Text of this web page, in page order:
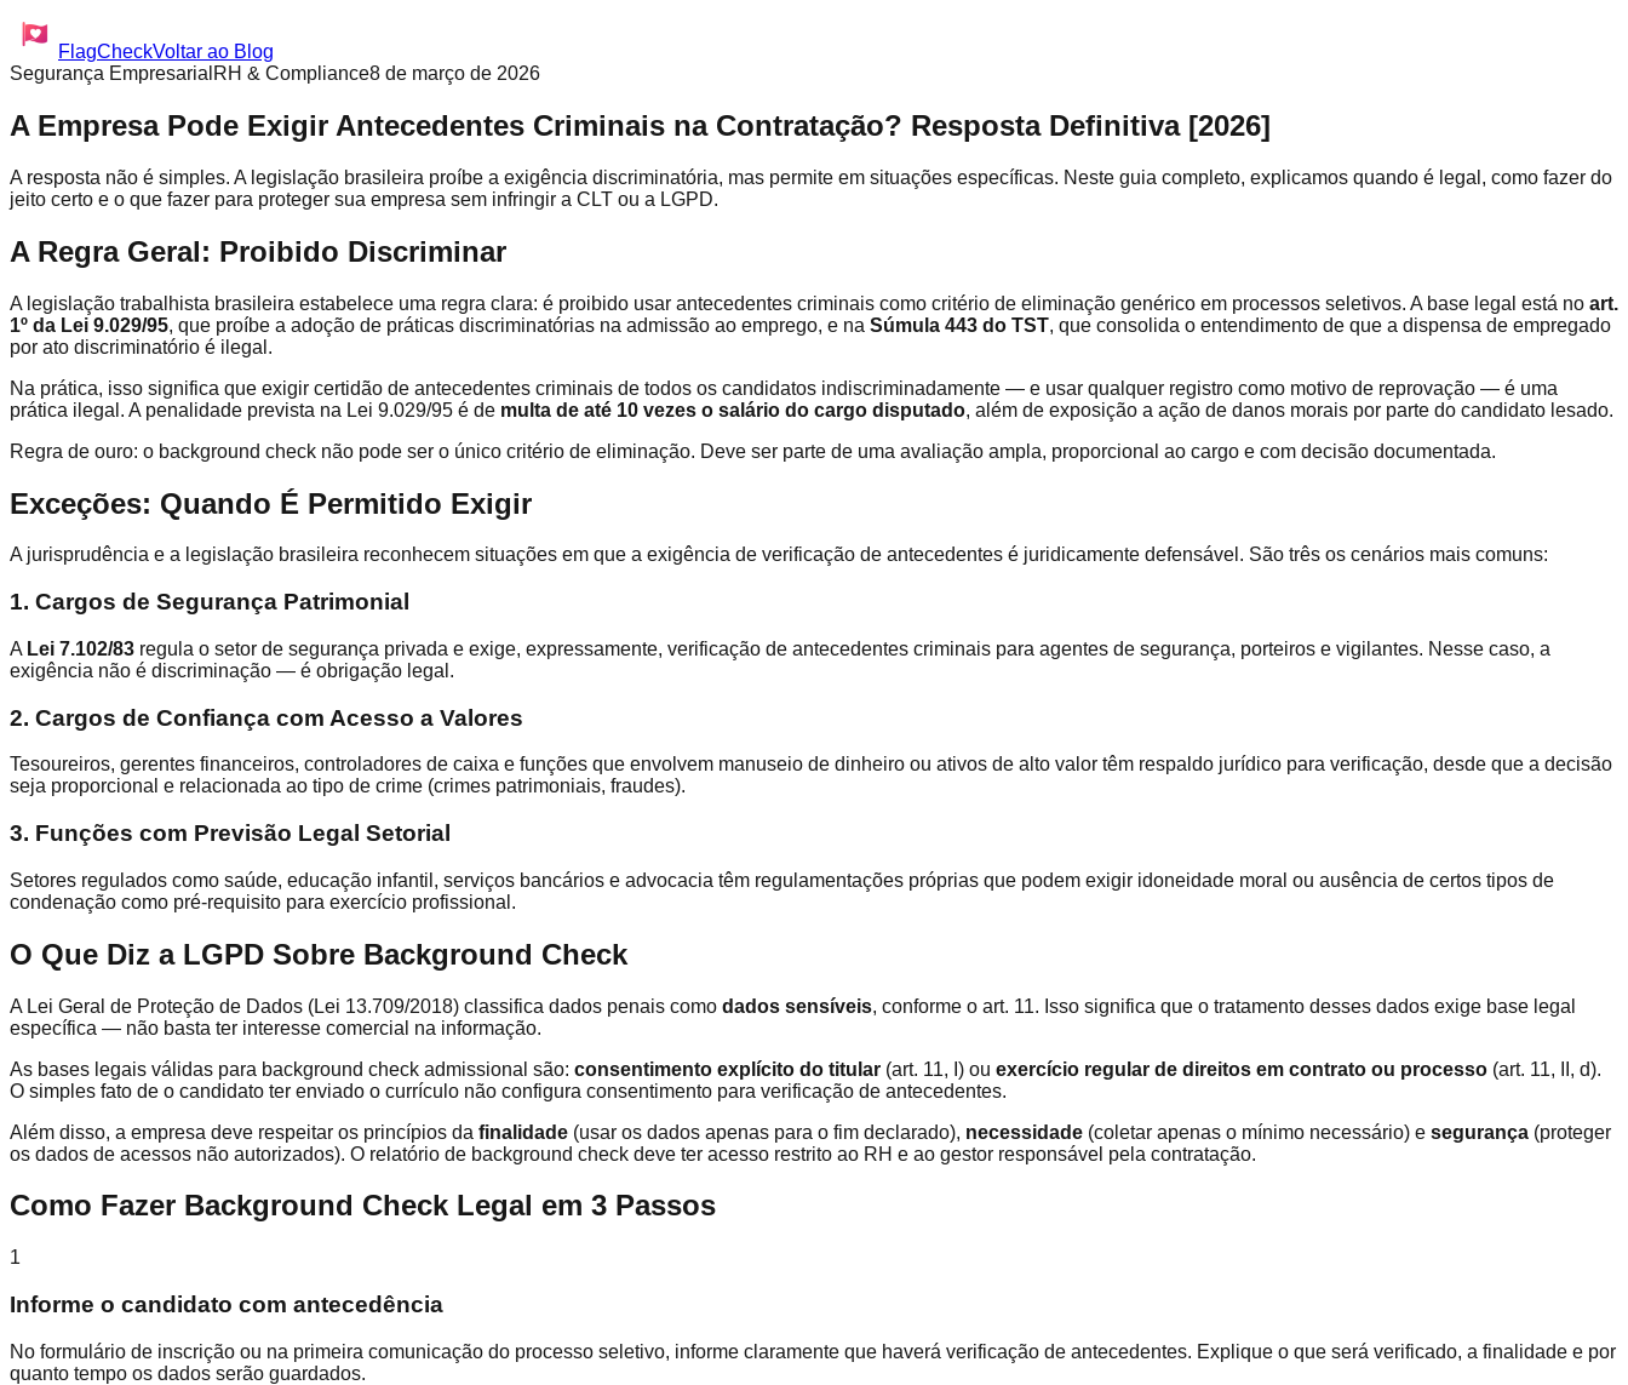
FlagCheckVoltar ao Blog
Segurança Empresarial RH & Compliance8 de março de 2026
A Empresa Pode Exigir Antecedentes Criminais na Contratação? Resposta Definitiva [2026]
A resposta não é simples. A legislação brasileira proíbe a exigência discriminatória, mas permite em situações específicas. Neste guia completo, explicamos quando é legal, como fazer do
jeito certo e o que fazer para proteger sua empresa sem infringir a CLT ou a LGPD.
A Regra Geral: Proibido Discriminar
A legislação trabalhista brasileira estabelece uma regra clara: é proibido usar antecedentes criminais como critério de eliminação genérico em processos seletivos. A base legal está no art.
1º da Lei 9.029/95, que proíbe a adoção de práticas discriminatórias na admissão ao emprego, e na Súmula 443 do TST, que consolida o entendimento de que a dispensa de empregado
por ato discriminatório é ilegal.
Na prática, isso significa que exigir certidão de antecedentes criminais de todos os candidatos indiscriminadamente — e usar qualquer registro como motivo de reprovação — é uma
prática ilegal. A penalidade prevista na Lei 9.029/95 é de multa de até 10 vezes o salário do cargo disputado, além de exposição a ação de danos morais por parte do candidato lesado.
Regra de ouro: o background check não pode ser o único critério de eliminação. Deve ser parte de uma avaliação ampla, proporcional ao cargo e com decisão documentada.
Exceções: Quando É Permitido Exigir
A jurisprudência e a legislação brasileira reconhecem situações em que a exigência de verificação de antecedentes é juridicamente defensável. São três os cenários mais comuns:
1. Cargos de Segurança Patrimonial
A Lei 7.102/83 regula o setor de segurança privada e exige, expressamente, verificação de antecedentes criminais para agentes de segurança, porteiros e vigilantes. Nesse caso, a
exigência não é discriminação — é obrigação legal.
2. Cargos de Confiança com Acesso a Valores
Tesoureiros, gerentes financeiros, controladores de caixa e funções que envolvem manuseio de dinheiro ou ativos de alto valor têm respaldo jurídico para verificação, desde que a decisão
seja proporcional e relacionada ao tipo de crime (crimes patrimoniais, fraudes).
3. Funções com Previsão Legal Setorial
Setores regulados como saúde, educação infantil, serviços bancários e advocacia têm regulamentações próprias que podem exigir idoneidade moral ou ausência de certos tipos de
condenação como pré-requisito para exercício profissional.
O Que Diz a LGPD Sobre Background Check
A Lei Geral de Proteção de Dados (Lei 13.709/2018) classifica dados penais como dados sensíveis, conforme o art. 11. Isso significa que o tratamento desses dados exige base legal
específica — não basta ter interesse comercial na informação.
As bases legais válidas para background check admissional são: consentimento explícito do titular (art. 11, I) ou exercício regular de direitos em contrato ou processo (art. 11, II, d).
O simples fato de o candidato ter enviado o currículo não configura consentimento para verificação de antecedentes.
Além disso, a empresa deve respeitar os princípios da finalidade (usar os dados apenas para o fim declarado), necessidade (coletar apenas o mínimo necessário) e segurança (proteger
os dados de acessos não autorizados). O relatório de background check deve ter acesso restrito ao RH e ao gestor responsável pela contratação.
Como Fazer Background Check Legal em 3 Passos
1
Informe o candidato com antecedência
No formulário de inscrição ou na primeira comunicação do processo seletivo, informe claramente que haverá verificação de antecedentes. Explique o que será verificado, a finalidade e por
quanto tempo os dados serão guardados.